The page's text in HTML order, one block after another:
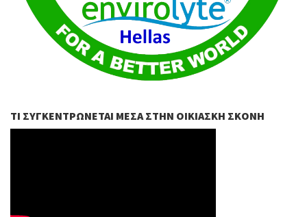
ΤΙ ΣΥΓΚΕΝΤΡΏΝΕΤΑΙ ΜΈΣΑ ΣΤΗΝ ΟΙΚΙΑΣΚΉ ΣΚΌΝΗ